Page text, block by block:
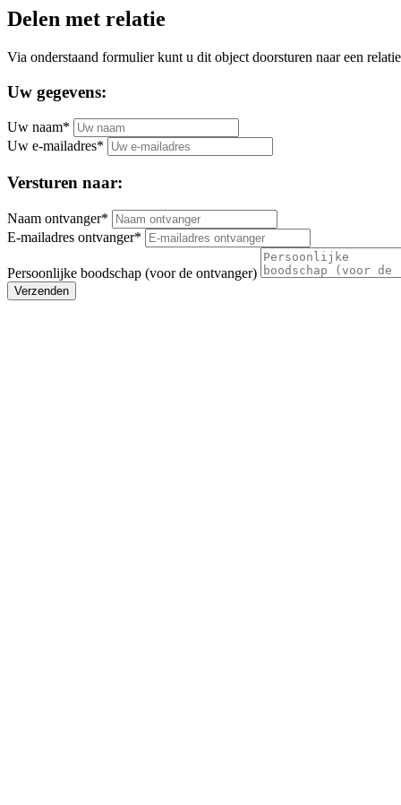
Delen met relatie
Via onderstaand formulier kunt u dit object doorsturen naar een
Uw gegevens:
Uw naam*
Uw e-mailadres*
Versturen naar:
Naam ontvanger*
E-mailadres ontvanger*
Persoonlijke boodschap (voor de ontvanger)
Verzenden